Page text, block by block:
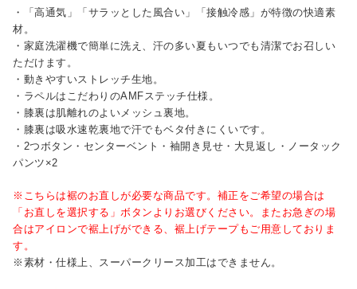
・「高通気」「サラッとした風合い」「接触冷感」が特徴の快適素
材。
・家庭洗濯機で簡単に洗え、汗の多い夏もいつでも清潔でお召しい
ただけます。
・動きやすいストレッチ生地。
・ラペルはこだわりのAMFステッチ仕様。
・膝裏は肌離れのよいメッシュ裏地。
・膝裏は吸水速乾裏地で汗でもベタ付きにくいです。
・2つボタン・センターベント・袖開き見せ・大見返し・ノータック
パンツ×2
※こちらは裾のお直しが必要な商品です。補正をご希望の場合は
「お直しを選択する」ボタンよりお選びください。またお急ぎの場
合はアイロンで裾上げができる、裾上げテープもご用意しておりま
す。
※素材・仕様上、スーパークリース加工はできません。